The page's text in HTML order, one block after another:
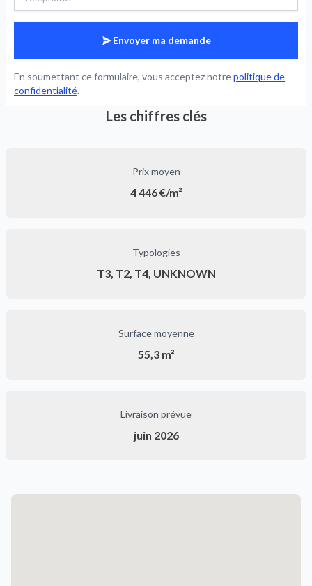
Envoyer ma demande
En soumettant ce formulaire, vous acceptez notrepolitique de
confidentialité.
Les chiffres clés
Prix moyen
4 446 €/m²
Typologies
T3, T2, T4, UNKNOWN
Surface moyenne
55,3 m²
Livraison prévue
juin 2026